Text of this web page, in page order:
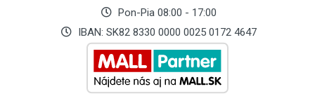
Pon-Pia 08:00 - 17:00
IBAN: SK82 8330 0000 0025 0172 4647